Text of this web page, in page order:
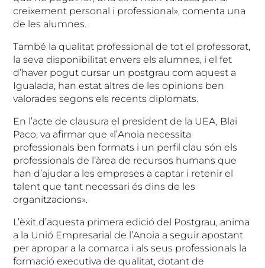
creixement personal i professional», comenta una
de les alumnes.
També la qualitat professional de tot el professorat,
la seva disponibilitat envers els alumnes, i el fet
d’haver pogut cursar un postgrau com aquest a
Igualada, han estat altres de les opinions ben
valorades segons els recents diplomats.
En l’acte de clausura el president de la UEA, Blai
Paco, va afirmar que «l’Anoia necessita
professionals ben formats i un perfil clau són els
professionals de l’àrea de recursos humans que
han d’ajudar a les empreses a captar i retenir el
talent que tant necessari és dins de les
organitzacions».
L’èxit d’aquesta primera edició del Postgrau, anima
a la Unió Empresarial de l’Anoia a seguir apostant
per apropar a la comarca i als seus professionals la
formació executiva de qualitat, dotant de